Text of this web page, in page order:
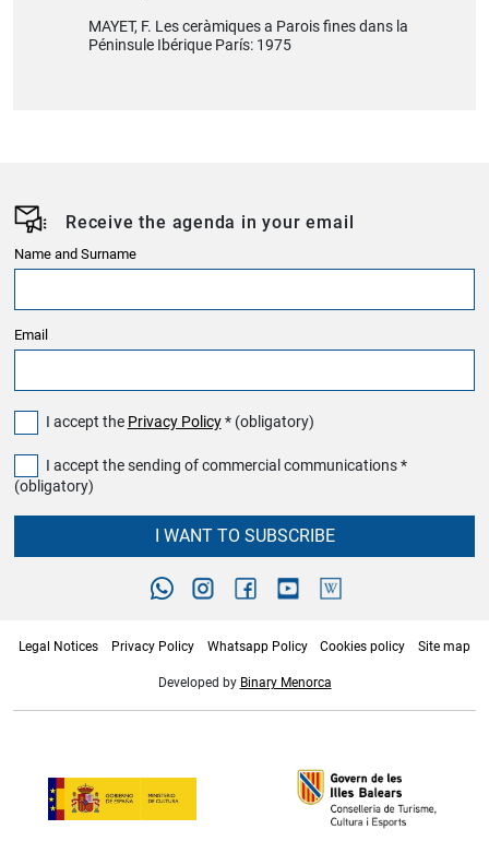
MAYET, F. Les ceràmiques a Parois fines dans la
Péninsule Ibérique París: 1975
Receive the agenda in your email
Name and Surname
Email
I accept the Privacy Policy* (obligatory)
I accept the sending of commercial communications *
(obligatory)
I WANT TO SUBSCRIBE
Legal Notices Privacy Policy Whatsapp Policy Cookies policy Site map
Developed by Binary Menorca